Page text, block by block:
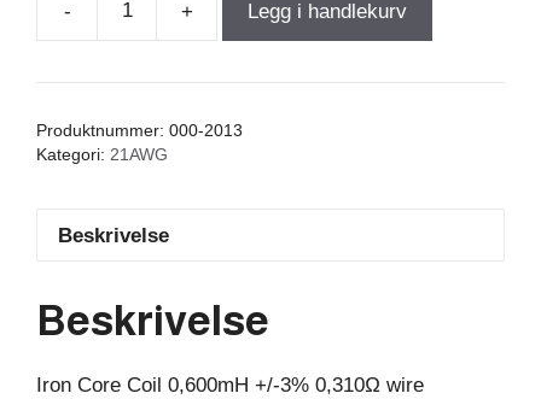
-
Iron
Coil
OD-
/
+ Legg i handlekurv
Produktnummer: 000-2013
Kategori: 21AWG
Beskrivelse
Beskrivelse
Iron Core Coil 0,600mH +/-3% 0,310Ω wire